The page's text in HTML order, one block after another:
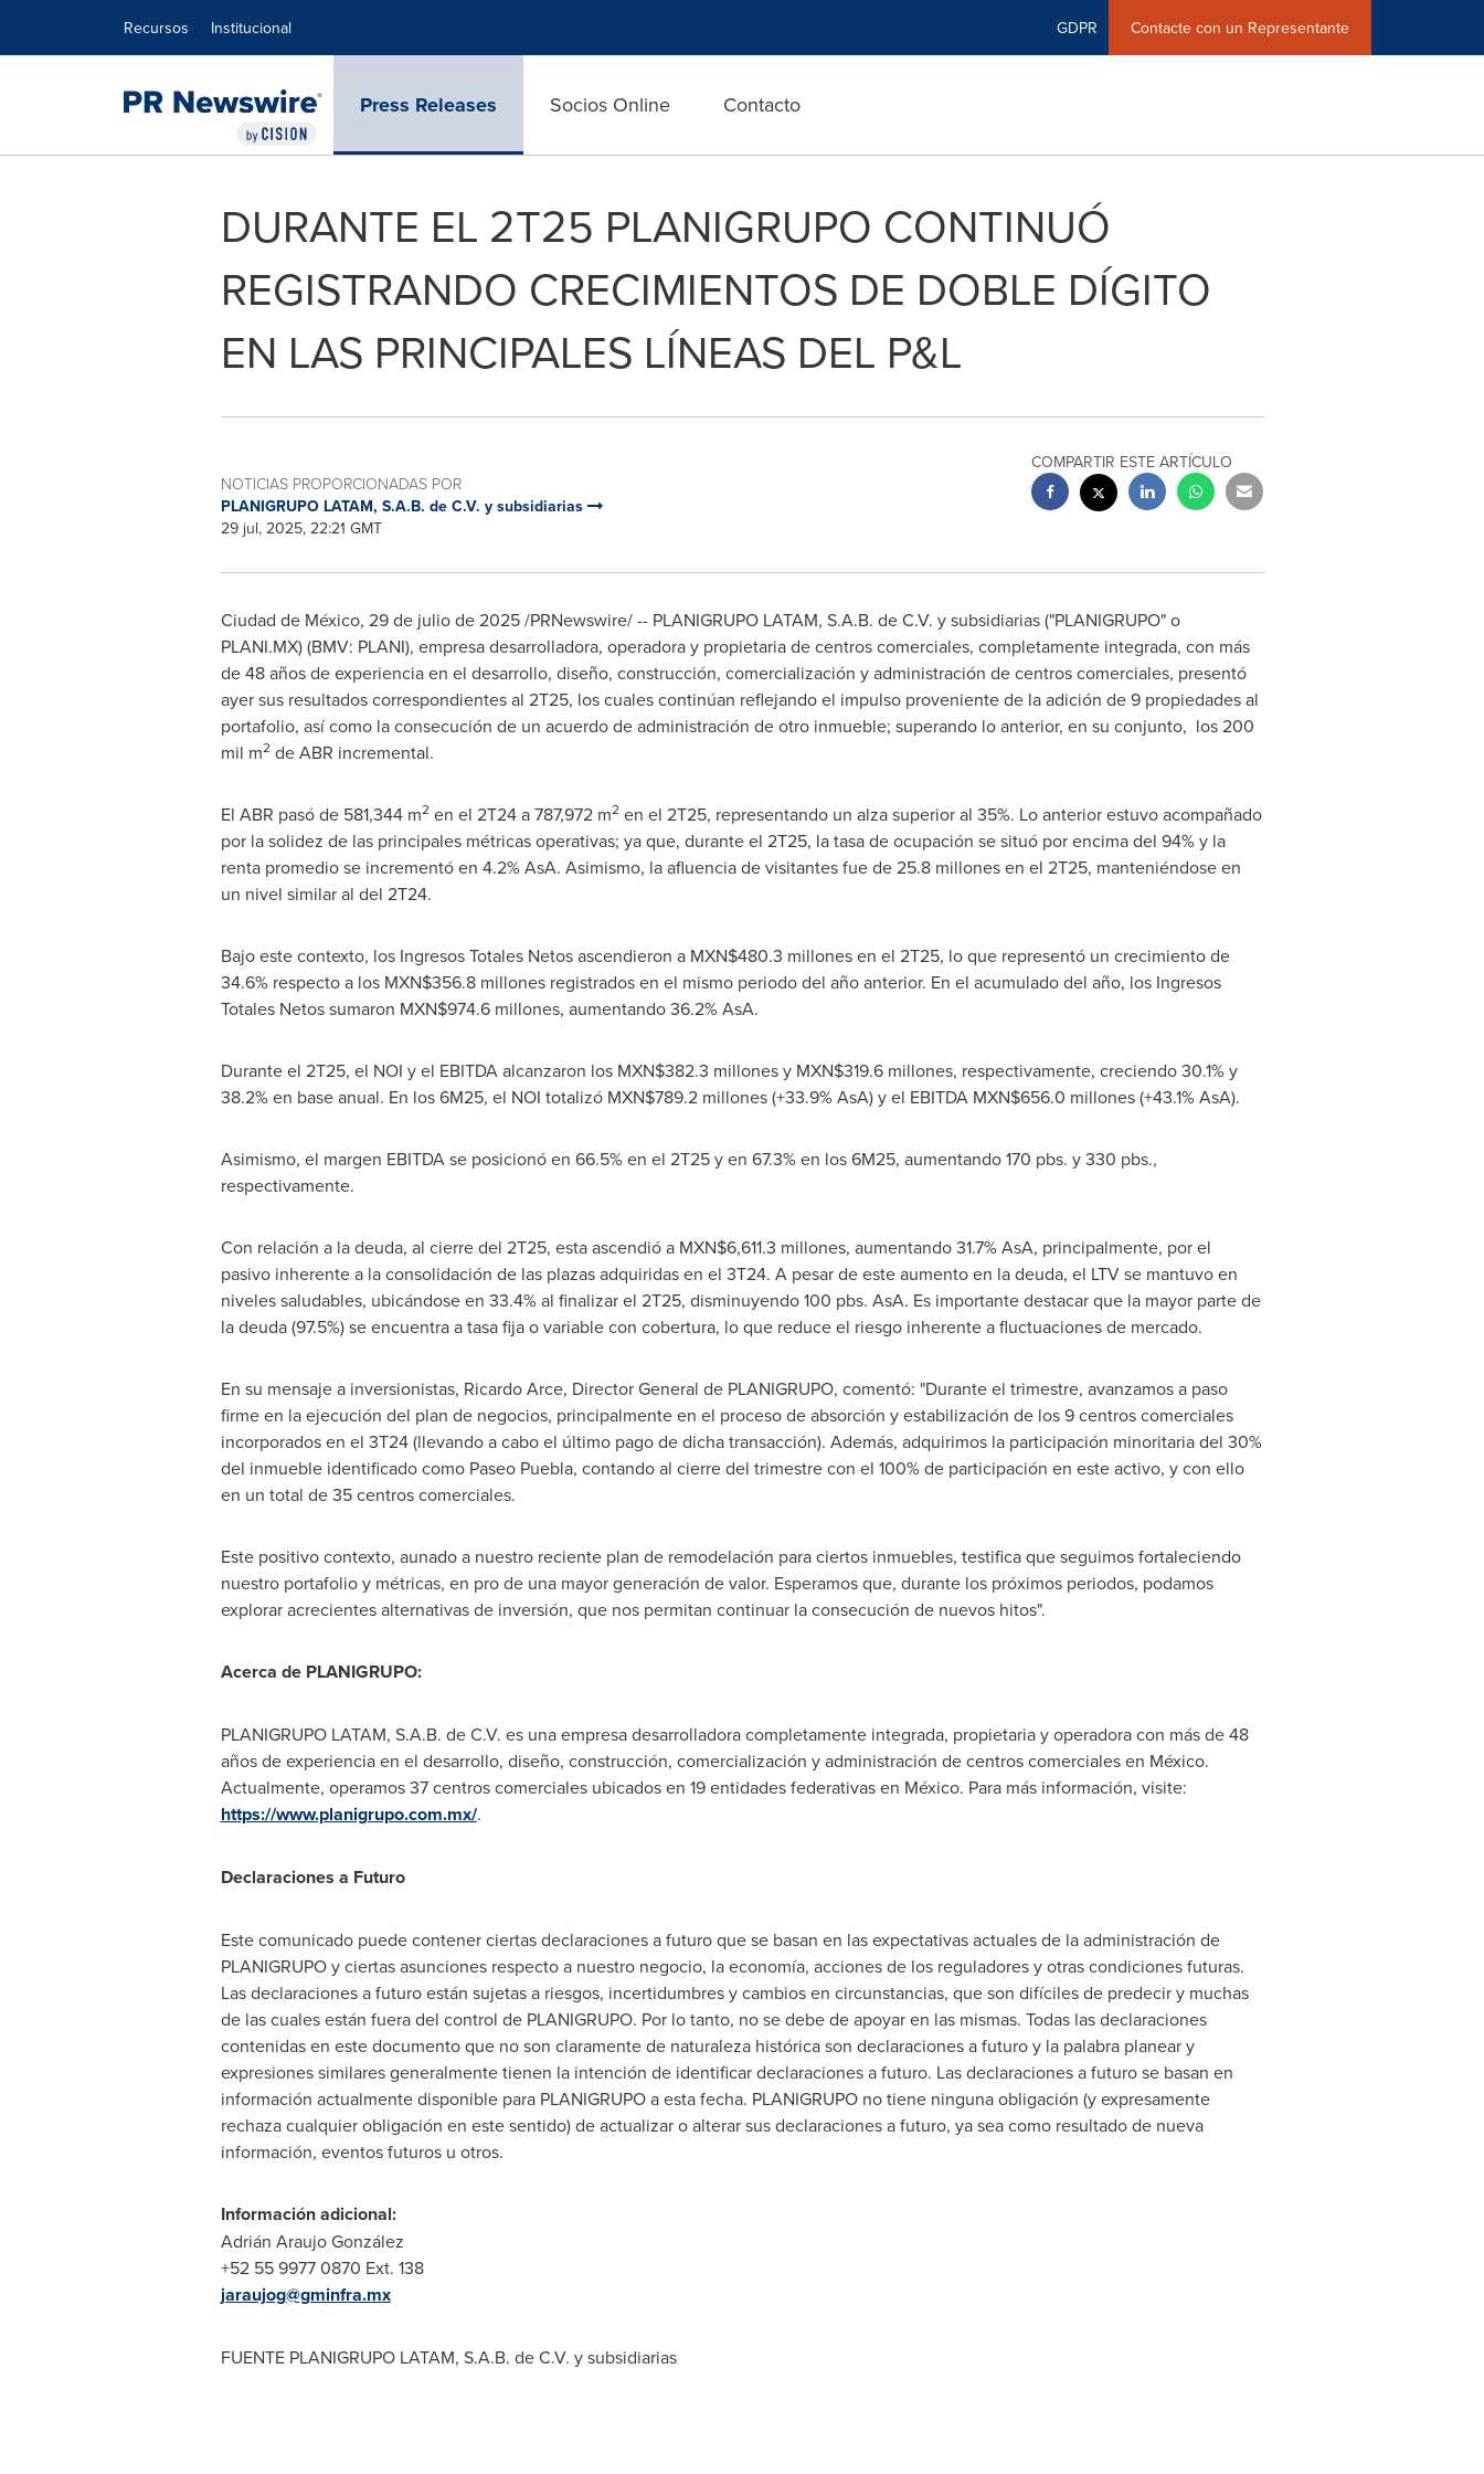
Recursos Institucional GDPR Contacte con un Representante
Press Releases Socios Online Contacto
DURANTE EL 2T25 PLANIGRUPO CONTINUÓ
REGISTRANDO CRECIMIENTOS DE DOBLE DÍGITO
EN LAS PRINCIPALES LÍNEAS DEL P&L
NOTICIAS PROPORCIONADAS POR
PLANIGRUPO LATAM, S.A.B. de C.V. y subsidiarias
29 jul, 2025, 22:21 GMT
COMPARTIR ESTE ARTÍCULO
Ciudad de México, 29 de julio de 2025/PRNewswire/ -- PLANIGRUPO LATAM, S.A.B. de C.V. y subsidiarias ("PLANIGRUPO" o
PLANI.MX) (BMV: PLANI), empresa desarrolladora, operadora y propietaria de centros comerciales, completamente integrada, con más
de 48 años de experiencia en el desarrollo, diseño, construcción, comercialización y administración de centros comerciales, presentó
ayer sus resultados correspondientes al 2T25, los cuales continúan reflejando el impulso proveniente de la adición de 9 propiedades al
portafolio, así como la consecución de un acuerdo de administración de otro inmueble; superando lo anterior, en su conjunto, los 200
mil m2de ABR incremental.
El ABR pasó de 581,344 m2en el 2T24 a787,972 m2en el 2T25, representando un alza superior al 35%. Lo anterior estuvo acompañado
por la solidez de las principales métricas operativas; ya que, durante el 2T25, la tasa de ocupación se situó por encima del 94% y la
renta promedio se incrementó en 4.2% AsA. Asimismo, la afluencia de visitantes fue de 25.8 millones en el 2T25, manteniéndose en
un nivel similar al del 2T24.
Bajo este contexto, los Ingresos Totales Netos ascendieron a MXN$480.3 millones en el 2T25, lo que representó un crecimiento de
34.6% respecto a los MXN$356.8 millones registrados en el mismo periodo del año anterior. En el acumulado del año, los Ingresos
Totales Netos sumaron MXN$974.6 millones, aumentando 36.2% AsA.
Durante el 2T25, el NOI y el EBITDA alcanzaron los MXN$382.3 millones y MXN$319.6 millones, respectivamente, creciendo 30.1% y
38.2% en base anual. En los 6M25, el NOI totalizó MXN$789.2 millones (+33.9% AsA) y el EBITDA MXN$656.0 millones (+43.1% AsA).
Asimismo, el margen EBITDA se posicionó en 66.5% en el 2T25 y en 67.3% en los 6M25, aumentando 170 pbs. y 330 pbs.,
respectivamente.
Con relación a la deuda, al cierre del 2T25, esta ascendió a MXN$6,611.3 millones, aumentando 31.7% AsA, principalmente, por el
pasivo inherente a la consolidación de las plazas adquiridas en el 3T24. A pesar de este aumento en la deuda, el LTV se mantuvo en
niveles saludables, ubicándose en 33.4% al finalizar el 2T25, disminuyendo 100 pbs. AsA. Es importante destacar que la mayor parte de
la deuda (97.5%) se encuentra a tasa fija o variable con cobertura, lo que reduce el riesgo inherente a fluctuaciones de mercado.
En su mensaje a inversionistas, Ricardo Arce, Director General de PLANIGRUPO, comentó: "Durante el trimestre, avanzamos a paso
firme en la ejecución del plan de negocios, principalmente en el proceso de absorción y estabilización de los 9 centros comerciales
incorporados en el 3T24 (llevando a cabo el último pago de dicha transacción). Además, adquirimos la participación minoritaria del 30%
del inmueble identificado como Paseo Puebla, contando al cierre del trimestre con el 100% de participación en este activo, y con ello
en un total de 35 centros comerciales.
Este positivo contexto, aunado a nuestro reciente plan de remodelación para ciertos inmuebles, testifica que seguimos fortaleciendo
nuestro portafolio y métricas, en pro de una mayor generación de valor. Esperamos que, durante los próximos periodos, podamos
explorar acrecientes alternativas de inversión, que nos permitan continuar la consecución de nuevos hitos".
Acerca de PLANIGRUPO:
PLANIGRUPO LATAM, S.A.B. de C.V. es una empresa desarrolladora completamente integrada, propietaria y operadora con más de 48
años de experiencia en el desarrollo, diseño, construcción, comercialización y administración de centros comerciales en México.
Actualmente, operamos 37 centros comerciales ubicados en 19 entidades federativas en México. Para más información, visite:
https://www.planigrupo.com.mx/.
Declaraciones a Futuro
Este comunicado puede contener ciertas declaraciones a futuro que se basan en las expectativas actuales de la administración de
PLANIGRUPO y ciertas asunciones respecto a nuestro negocio, la economía, acciones de los reguladores y otras condiciones futuras.
Las declaraciones a futuro están sujetas a riesgos, incertidumbres y cambios en circunstancias, que son difíciles de predecir y muchas
de las cuales están fuera del control de PLANIGRUPO. Por lo tanto, no se debe de apoyar en las mismas. Todas las declaraciones
contenidas en este documento que no son claramente de naturaleza histórica son declaraciones a futuro y la palabra planear y
expresiones similares generalmente tienen la intención de identificar declaraciones a futuro. Las declaraciones a futuro se basan en
información actualmente disponible para PLANIGRUPO a esta fecha. PLANIGRUPO no tiene ninguna obligación (y expresamente
rechaza cualquier obligación en este sentido) de actualizar o alterar sus declaraciones a futuro, ya sea como resultado de nueva
información, eventos futuros u otros.
Información adicional:
Adrián AraujoGonzález
+52 55 9977 0870 Ext. 138
jaraujog@gminfra.mx
FUENTE PLANIGRUPO LATAM, S.A.B. de C.V. y subsidiarias